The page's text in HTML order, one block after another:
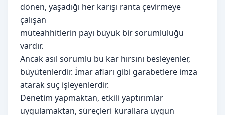
dönen, yaşadığı her karışı ranta çevirmeye
çalışan
müteahhitlerin payı büyük bir sorumluluğu
vardır.
Ancak asıl sorumlu bu kar hırsını besleyenler,
büyütenlerdir. İmar afları gibi garabetlere imza
atarak suç işleyenlerdir.
Denetim yapmaktan, etkili yaptırımlar
uygulamaktan, süreçleri kurallara uygun